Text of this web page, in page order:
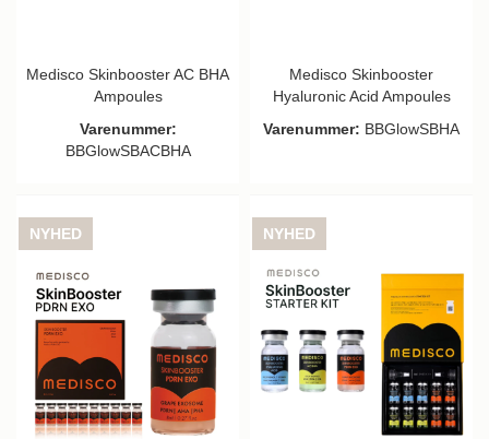
Medisco Skinbooster AC BHA
Ampoules
Varenummer:
BBGlowSBACBHA
Medisco Skinbooster
Hyaluronic Acid Ampoules
Varenummer: BBGlowSBHA
NYHED NYHED